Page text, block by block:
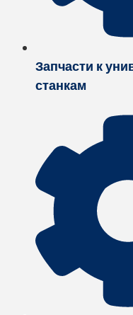
Запчасти к
станкам